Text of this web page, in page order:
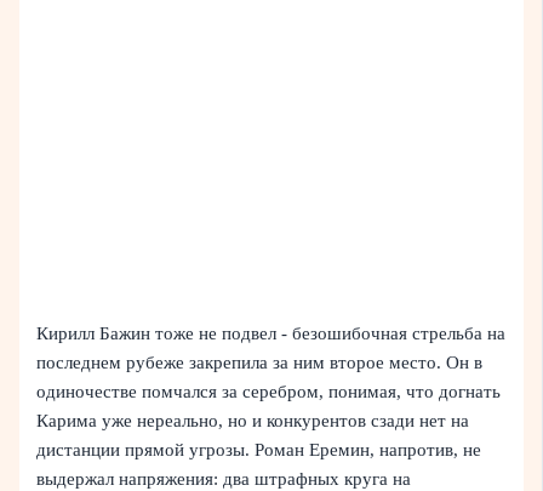
Кирилл Бажин тоже не подвел - безошибочная стрельба на
последнем рубеже закрепила за ним второе место. Он в
одиночестве помчался за серебром, понимая, что догнать
Карима уже нереально, но и конкурентов сзади нет на
дистанции прямой угрозы. Роман Еремин, напротив, не
выдержал напряжения: два штрафных круга на